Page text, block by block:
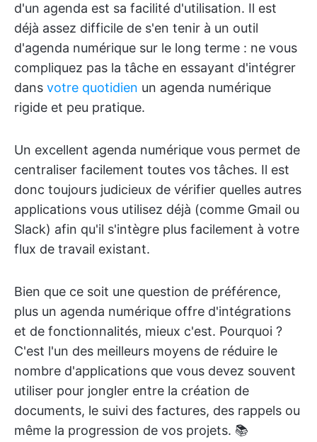
d'un agenda est sa facilité d'utilisation. Il est
déjà assez difficile de s'en tenir à un outil
d'agenda numérique sur le long terme : ne vous
compliquez pas la tâche en essayant d'intégrer
dans votre quotidien un agenda numérique
rigide et peu pratique.
Un excellent agenda numérique vous permet de
centraliser facilement toutes vos tâches. Il est
donc toujours judicieux de vérifier quelles autres
applications vous utilisez déjà (comme Gmail ou
Slack) afin qu'il s'intègre plus facilement à votre
flux de travail existant.
Bien que ce soit une question de préférence,
plus un agenda numérique offre d'intégrations
et de fonctionnalités, mieux c'est. Pourquoi ?
C'est l'un des meilleurs moyens de réduire le
nombre d'applications que vous devez souvent
utiliser pour jongler entre la création de
documents, le suivi des factures, des rappels ou
même la progression de vos projets. 📚